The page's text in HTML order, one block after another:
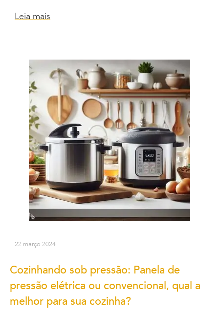
Leia mais
22 março 2024
Cozinhando sob pressão: Panela de
pressão elétrica ou convencional, qual a
melhor para sua cozinha?